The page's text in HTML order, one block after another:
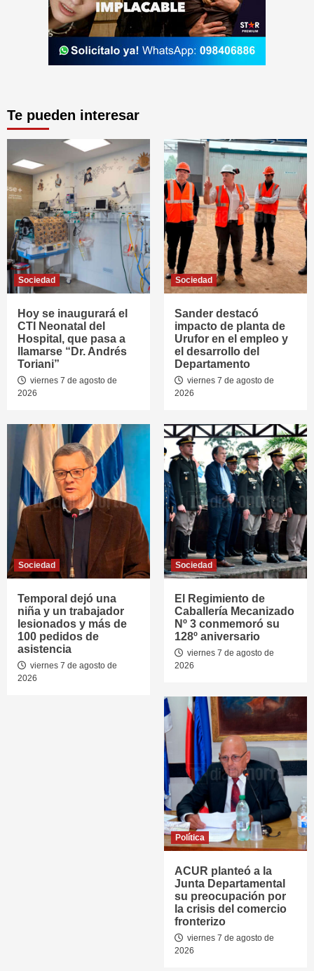
Te pueden interesar
Sociedad
Hoy se inaugurará el
CTI Neonatal del
Hospital, que pasa a
llamarse “Dr. Andrés
Toriani”
viernes 7 de agosto de
2026
Sociedad
Sander destacó
impacto de planta de
Urufor en el empleo y
el desarrollo del
Departamento
viernes 7 de agosto de
2026
Sociedad
Temporal dejó una
niña y un trabajador
lesionados y más de
100 pedidos de
asistencia
viernes 7 de agosto de
2026
Sociedad
El Regimiento de
Caballería Mecanizado
Nº 3 conmemoró su
128º aniversario
viernes 7 de agosto de
2026
Política
ACUR planteó a la
Junta Departamental
su preocupación por
la crisis del comercio
fronterizo
viernes 7 de agosto de
2026